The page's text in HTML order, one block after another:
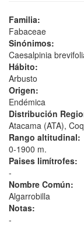
Familia:
Fabaceae
Sinónimos:
Caesalpinia
Hábito:
Arbusto
Origen:
Endémica
Distribución
Atacama (ATA),
Rango altitudinal:
0-1900 m.
Paises limítrofes:
-
Nombre Común:
Algarrobilla
Notas:
-